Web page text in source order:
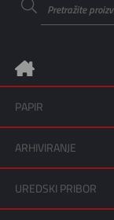
PAPIR
ARHIVIRANJE
UREDSKI PRIBOR